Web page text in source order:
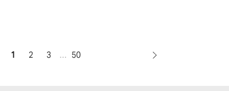
1 2 3 … 50